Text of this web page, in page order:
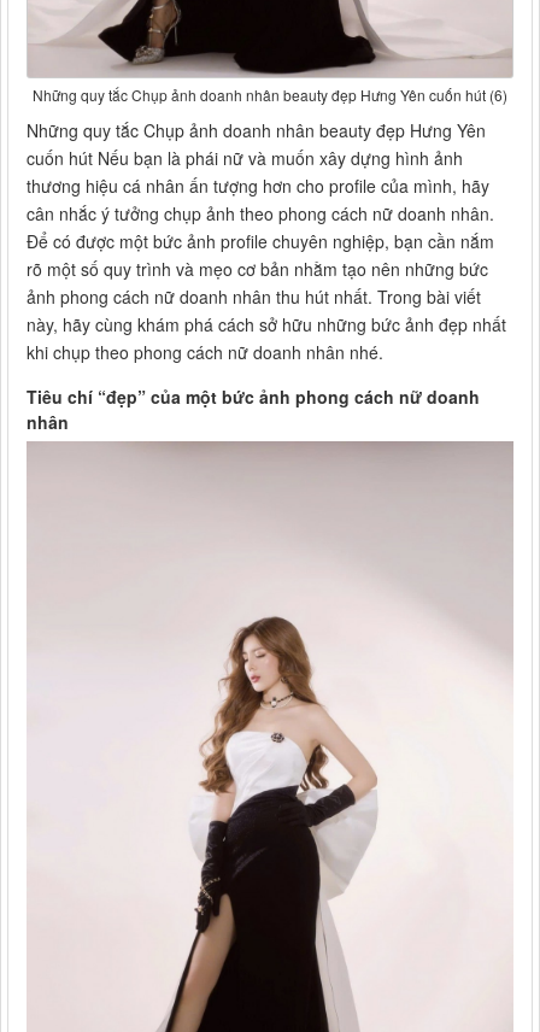
Những quy tắc Chụp ảnh doanh nhân beauty đẹp Hưng Yên cuốn hút (6)
Những quy tắc Chụp ảnh doanh nhân beauty đẹp Hưng Yên
cuốn hút Nếu bạn là phái nữ và muốn xây dựng hình ảnh
thương hiệu cá nhân ấn tượng hơn cho profile của mình, hãy
cân nhắc ý tưởng chụp ảnh theo phong cách nữ doanh nhân.
Để có được một bức ảnh profile chuyên nghiệp, bạn cần nắm
rõ một số quy trình và mẹo cơ bản nhằm tạo nên những bức
ảnh phong cách nữ doanh nhân thu hút nhất. Trong bài viết
này, hãy cùng khám phá cách sở hữu những bức ảnh đẹp nhất
khi chụp theo phong cách nữ doanh nhân nhé.
Tiêu chí “đẹp” của một bức ảnh phong cách nữ doanh
nhân